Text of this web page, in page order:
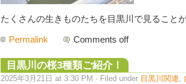
たくさんの生きものたちを目黒川で見ること
Permalink Comments off
目黒川の桜3種類ご紹介！
2025年3月21日 at 3:30 PM · Filed under 目黒川関連,